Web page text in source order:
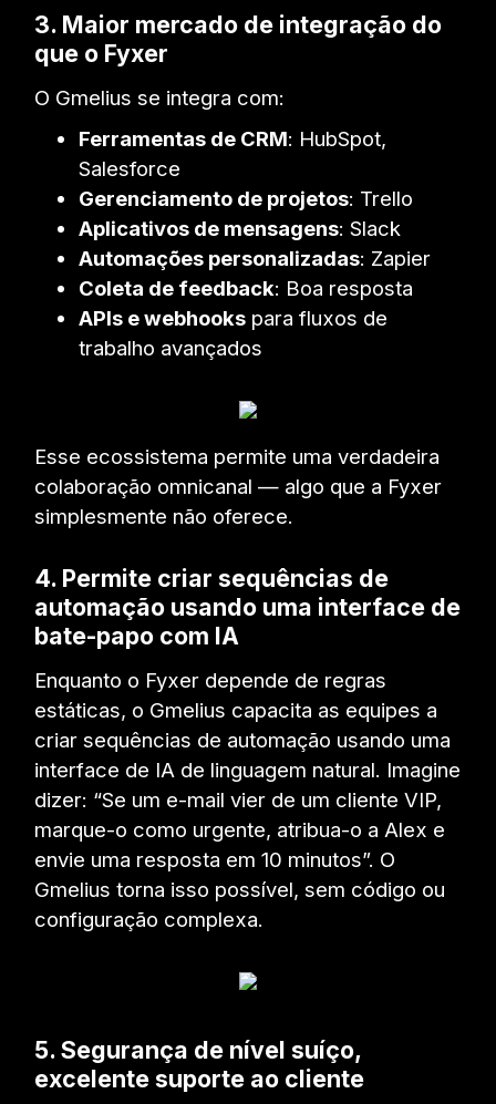
3. Maior mercado de integração do
que o Fyxer
O Gmelius se integra com:
Ferramentas de CRM: HubSpot,
Salesforce
Gerenciamento de projetos: Trello
Aplicativos de mensagens: Slack
Automações personalizadas: Zapier
Coleta de feedback: Boa resposta
APIs e webhooks para fluxos de
trabalho avançados
Esse ecossistema permite uma verdadeira
colaboração omnicanal — algo que a Fyxer
simplesmente não oferece.
4. Permite criar sequências de
automação usando uma interface de
bate-papo com IA
Enquanto o Fyxer depende de regras
estáticas, o Gmelius capacita as equipes a
criar sequências de automação usando uma
interface de IA de linguagem natural. Imagine
dizer: “Se um e-mail vier de um cliente VIP,
marque-o como urgente, atribua-o a Alex e
envie uma resposta em 10 minutos”. O
Gmelius torna isso possível, sem código ou
configuração complexa.
5. Segurança de nível suíço,
excelente suporte ao cliente